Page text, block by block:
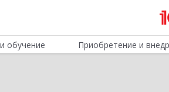
обучение Приобретение и